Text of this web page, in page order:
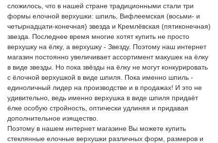
сложилось, что в нашей стране традиционными стали три
формы елочной верхушки: шпиль, Вифлеемская (восьми- и
четырнадцати-конечная) звезда и Кремлёвская (пятиконечная)
звезда. Последнее время многие хотят купить не просто
верхушку на ёлку, а верхушку - Звезду. Поэтому наш интернет
магазин постоянно увеличивает ассортимент макушек на ёлку
в виде звезды. Но пока звёзды на ёлку не могут конкурировать
с ёлочной верхушкой в виде шпиля. Пока именно шпиль -
единоличный лидер на производстве и в продажах! И это не
удивительно, ведь именно верхушка в виде шпиля придаёт
ёлке особую стройность, оптически удлиняя и придавая
дополнительное изящество.
Поэтому в нашем интернет магазине Вы можете купить
стеклянные елочные верхушки различных форм, размеров и